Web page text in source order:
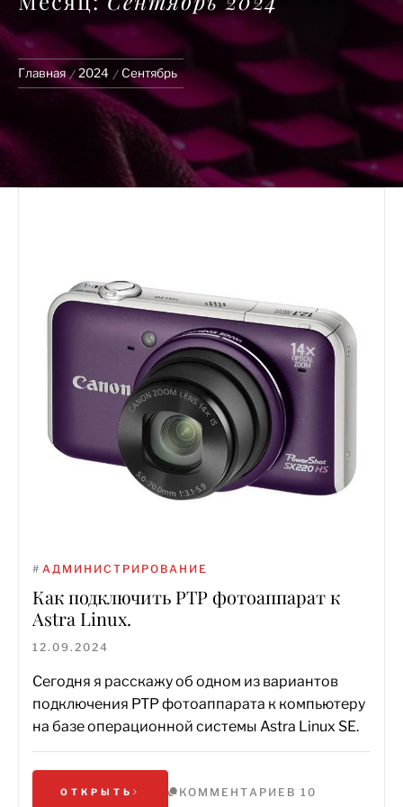
Главная 2024 Сентябрь
# АДМИНИСТРИРОВАНИЕ
Как подключить PTP фотоаппарат к
Astra Linux.
12.09.2024
Сегодня я расскажу об одном из вариантов
подключения PTP фотоаппарата к компьютеру
на базе операционной системы Astra Linux SE.
ОТКРЫТЬ КОММЕНТАРИЕВ 10